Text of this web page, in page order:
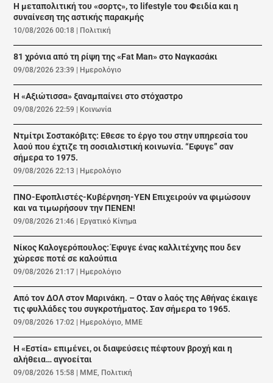
Η μεταπολιτική του «σορτς», το lifestyle του Φειδία και η
συναίνεση της αστικής παρακμής
10/08/2026 00:18 | Πολιτική
81 χρόνια από τη ρίψη της «Fat Man» στο Ναγκασάκι
09/08/2026 23:39 | Ημερολόγιο
Η «Αξιώτισσα» ξαναμπαίνει στο στόχαστρο
09/08/2026 22:59 | Κοινωνία
Ντμίτρι Σοστακόβιτς: Εθεσε το έργο του στην υπηρεσία του
λαού που έχτιζε τη σοσιαλιστική κοινωνία. “Εφυγε” σαν
σήμερα το 1975.
09/08/2026 22:13 | Ημερολόγιο
ΠΝΟ-Εφοπλιστές-Κυβέρνηση-ΥΕΝ Επιχειρούν να φιμώσουν
και να τιμωρήσουν την ΠΕΝΕΝ!
09/08/2026 21:46 | Εργατικό Κίνημα
Νίκος Καλογερόπουλος: Έφυγε ένας καλλιτέχνης που δεν
χώρεσε ποτέ σε καλούπια
09/08/2026 21:17 | Ημερολόγιο
Από τον ΔΟΛ στον Μαρινάκη. – Οταν ο λαός της Αθήνας έκαιγε
τις φυλλάδες του συγκροτήματος. Σαν σήμερα το 1965.
09/08/2026 17:02 | Ημερολόγιο ΜΜΕ
Η «Εστία» επιμένει, οι διαψεύσεις πέφτουν βροχή και η
αλήθεια… αγνοείται
09/08/2026 15:58 | ΜΜΕ Πολιτική